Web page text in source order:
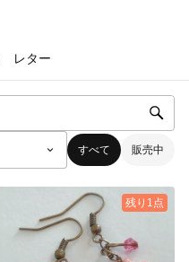
レター
すべて 販売中
残り1点